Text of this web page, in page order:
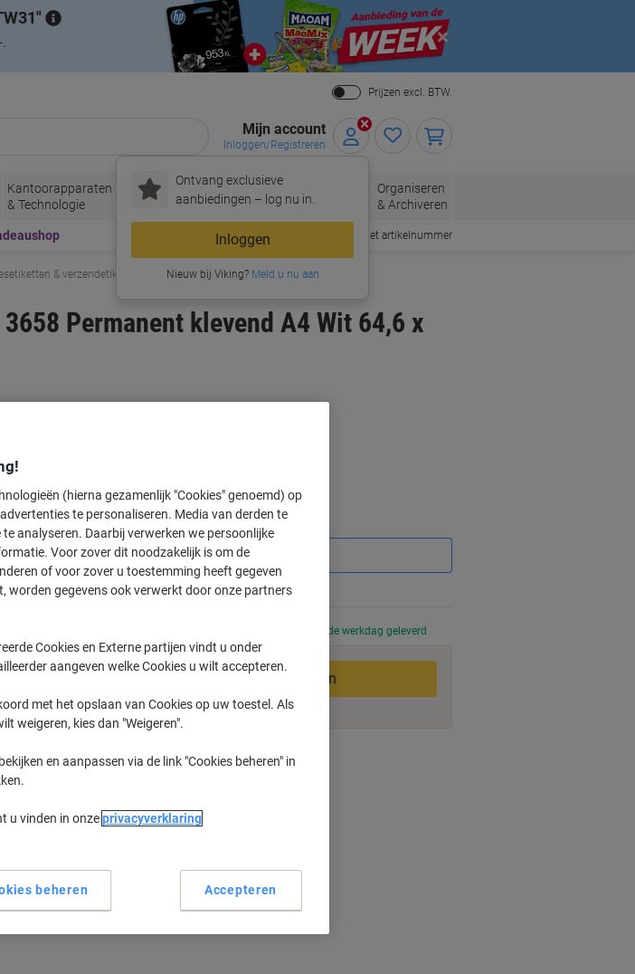
Close
Prijzen excl. BTW.
Mijn account
Inloggen/Registreren
Ontvang exclusieve
aanbiedingen – log nu in.
Inloggen
Nieuw bij Viking?Meld u nu aan
Kantoorapparaten
& Technologie
Inkt &
Toner
Papier, Enveloppen
& Verpakken
Kantoorartikelen
Organiseren
& Archiveren
Snel bestellen met artikelnummer
& verzendetiketten
Permanent klevend A4 Wit 64,6 x
1-2Pakken € 32,99
3+Pakken € 30,99 -6%
Vóór 15:30 uur besteld, volgende werkdag geleverd
Aantal
In winkelwagen
Aan een lijst toevoegen
Bezorginformatie Betalingsmogelijkheden
Unieke Ultragrip technologie
(hierna gezamenlijk "Cookies" genoemd) op
te personaliseren. Media van derden te
analyseren. Daarbij verwerken we persoonlijke
Voor zover dit noodzakelijk is om de
of voor zover u toestemming heeft gegeven
worden gegevens ook verwerkt door onze partners
Cookies en Externe partijen vindt u onder
aangeven welke Cookies u wilt accepteren.
met het opslaan van Cookies op uw toestel. Als
weigeren, kies dan "Weigeren".
en aanpassen via de link "Cookies beheren" in
u vinden in onzeprivacyverklaring
beheren Accepteren